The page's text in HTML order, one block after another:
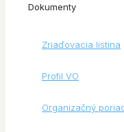
Dokumenty
Zriaďovacia listina
Profil VO
Organizačný